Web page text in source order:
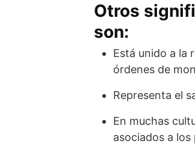
Otros
son:
Está unido a la
órdenes de
Representa el
En muchas
asociados a los